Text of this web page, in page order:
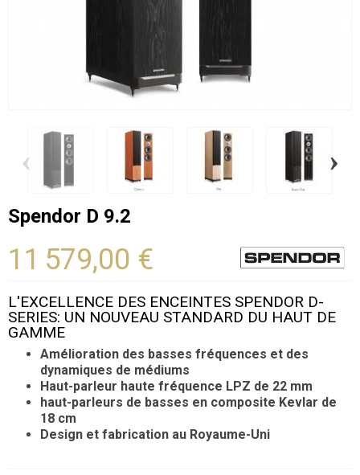
‹ ›
Spendor D 9.2
11 579,00 €
L'EXCELLENCE DES ENCEINTES SPENDOR D-
SERIES: UN NOUVEAU STANDARD DU HAUT DE
GAMME
Amélioration des basses fréquences et des
dynamiques de médiums
Haut-parleur haute fréquence LPZ de 22 mm
haut-parleurs de basses en composite Kevlar de
18 cm
Design et fabrication au Royaume-Uni